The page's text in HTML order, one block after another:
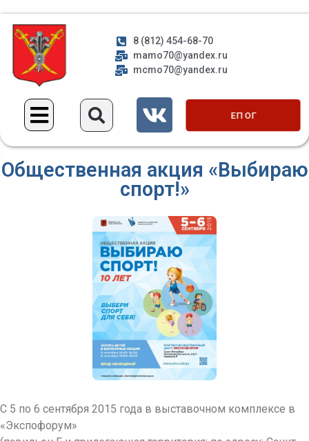
8 (812) 454-68-70
mamo70@yandex.ru
mcmo70@yandex.ru
ЕП ОГ
Общественная акция «Выбираю
спорт!»
С 5 по 6 сентября 2015 года в выставочном комплексе в
«Экспофорум»